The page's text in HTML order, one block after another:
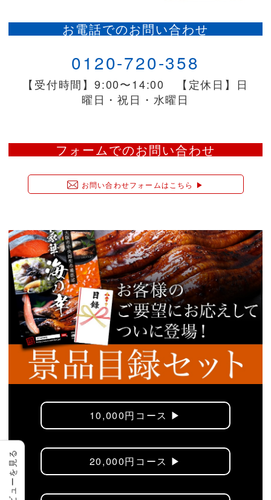
お電話でのお問い合わせ
0120-720-358
【受付時間】9:00〜14:00 【定休日】日
曜日・祝日・水曜日
フォームでのお問い合わせ
お問い合わせフォームはこちら ▶︎
10,000円コース ▶︎
20,000円コース ▶︎
レビューを見る